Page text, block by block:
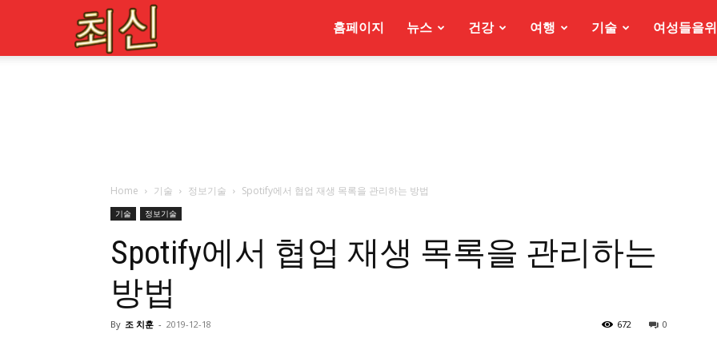
홈페이지 뉴스 건강 여행 기술 여성들을
Home 기술 정보기술 Spotify에서 협업 재생 목록을 관리하는 방법
기술 정보기술
Spotify에서 협업 재생 목록을 관리하는
방법
By 조 치훈 - 2019-12-18 0
672